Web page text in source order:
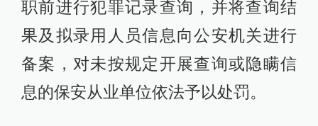
职前进行犯罪记录查询，并将查询结
果及拟录用人员信息向公安机关进行
备案，对未按规定开展查询或隐瞒信
息的保安从业单位依法予以处罚。